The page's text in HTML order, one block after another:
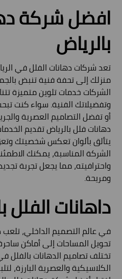
افضل شركة
بالرياض
تعد شركات دهانات الفلل في
منزلك إلى تحفة فنية تنبض
الشركات خدمات تلوين متميزة
وتفضيلاتك الفنية. سواء كنت
أو تفضل التصاميم العصرية
دهانات فلل بالرياض تقديم
يتألق بألوان تعكس شخصيتك
الشركة المناسبة، يمكنك
واحترافيته، مما يجعل تجربة
ومريحة.
داهانات الفلل
في عالم التصميم الداخلي، تلعب
تحويل المساحات إلى أماكن
تختلف تصاميم الدهانات بالفلل
الكلاسيكية والعصرية البارزة،